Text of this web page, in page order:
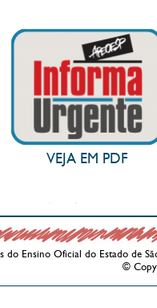
VEJA EM PDF
do Ensino Oficial do Estado de
©